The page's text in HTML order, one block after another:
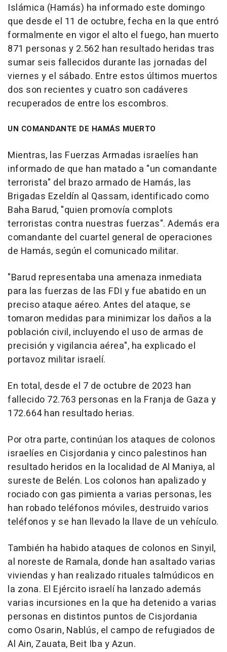
Islámica (Hamás) ha informado este domingo
que desde el 11 de octubre, fecha en la que entró
formalmente en vigor el alto el fuego, han muerto
871 personas y 2.562 han resultado heridas tras
sumar seis fallecidos durante las jornadas del
viernes y el sábado. Entre estos últimos muertos
dos son recientes y cuatro son cadáveres
recuperados de entre los escombros.
UN COMANDANTE DE HAMÁS MUERTO
Mientras, las Fuerzas Armadas israelíes han
informado de que han matado a "un comandante
terrorista" del brazo armado de Hamás, las
Brigadas Ezeldín al Qassam, identificado como
Baha Barud, "quien promovía complots
terroristas contra nuestras fuerzas". Además era
comandante del cuartel general de operaciones
de Hamás, según el comunicado militar.
"Barud representaba una amenaza inmediata
para las fuerzas de las FDI y fue abatido en un
preciso ataque aéreo. Antes del ataque, se
tomaron medidas para minimizar los daños a la
población civil, incluyendo el uso de armas de
precisión y vigilancia aérea", ha explicado el
portavoz militar israelí.
En total, desde el 7 de octubre de 2023 han
fallecido 72.763 personas en la Franja de Gaza y
172.664 han resultado herias.
Por otra parte, continúan los ataques de colonos
israelíes en Cisjordania y cinco palestinos han
resultado heridos en la localidad de Al Maniya, al
sureste de Belén. Los colonos han apalizado y
rociado con gas pimienta a varias personas, les
han robado teléfonos móviles, destruido varios
teléfonos y se han llevado la llave de un vehículo.
También ha habido ataques de colonos en Sinyil,
al noreste de Ramala, donde han asaltado varias
viviendas y han realizado rituales talmúdicos en
la zona. El Ejército israelí ha lanzado además
varias incursiones en la que ha detenido a varias
personas en distintos puntos de Cisjordania
como Osarin, Nablús, el campo de refugiados de
Al Ain, Zauata, Beit Iba y Azun.